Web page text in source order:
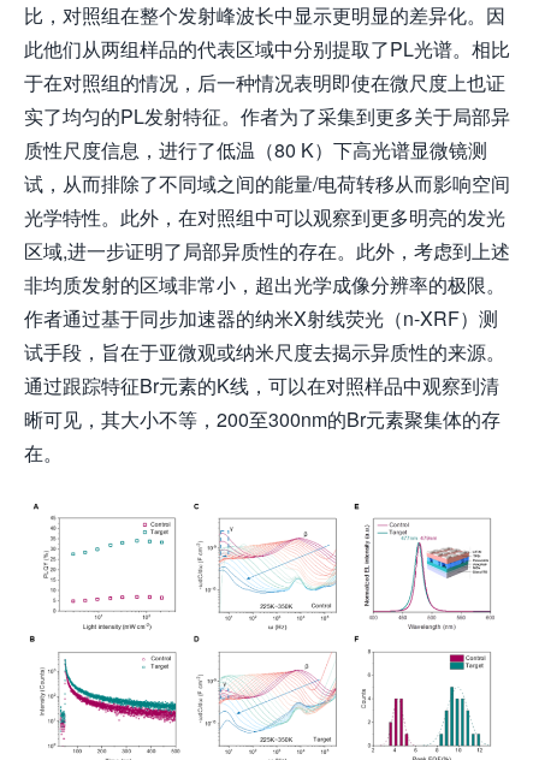
比，对照组在整个发射峰波长中显示更明显的差异化。因
此他们从两组样品的代表区域中分别提取了PL光谱。相比
于在对照组的情况，后一种情况表明即使在微尺度上也证
实了均匀的PL发射特征。作者为了采集到更多关于局部异
质性尺度信息，进行了低温（80 K）下高光谱显微镜测
试，从而排除了不同域之间的能量/电荷转移从而影响空间
光学特性。此外，在对照组中可以观察到更多明亮的发光
区域,进一步证明了局部异质性的存在。此外，考虑到上述
非均质发射的区域非常小，超出光学成像分辨率的极限。
作者通过基于同步加速器的纳米X射线荧光（n-XRF）测
试手段，旨在于亚微观或纳米尺度去揭示异质性的来源。
通过跟踪特征Br元素的K线，可以在对照样品中观察到清
晰可见，其大小不等，200至300nm的Br元素聚集体的存
在。